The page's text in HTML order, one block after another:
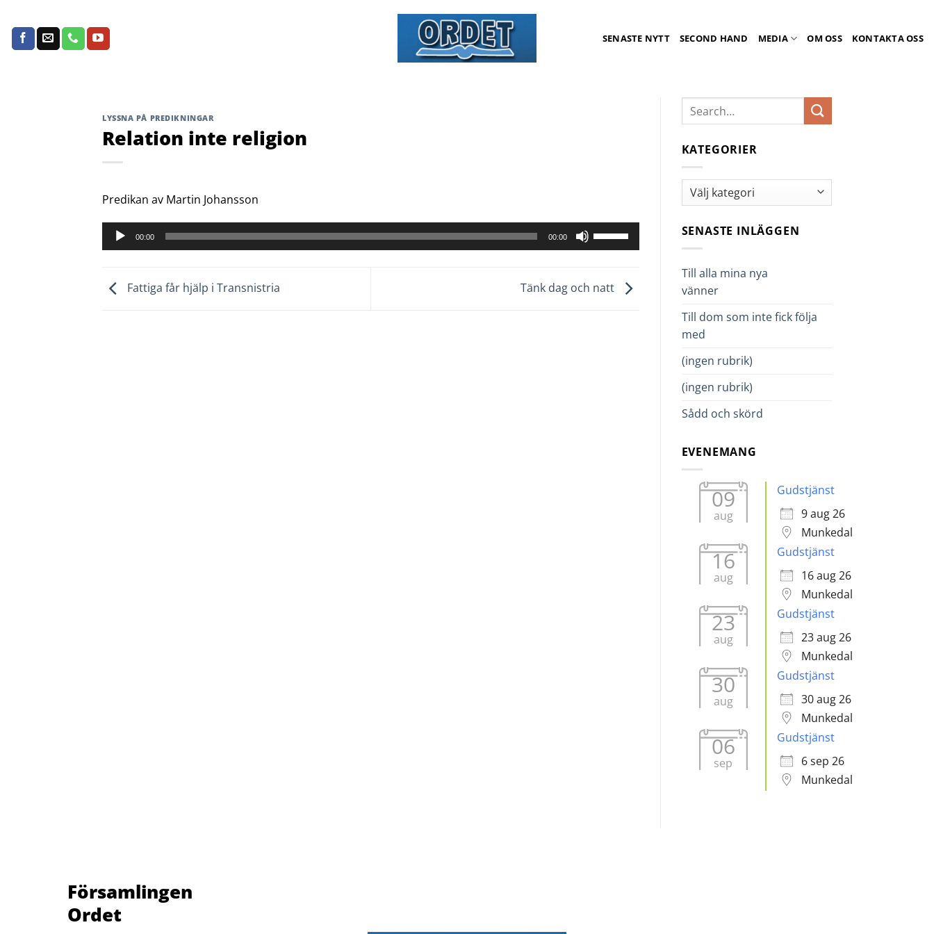
content
SENASTE NYTT SECOND HAND MEDIA OM OSS KONTAKTA OSS
LYSSNA PÅ PREDIKNINGAR
Relation inte religion
Predikan av Martin Johansson
Ljudspelare
00:00 00:00
upp/ner-
Fattiga får hjälp i Transnistria Tänk dag och natt
KATEGORIER
Kategorier
SENASTE INLÄGGEN
Till alla mina nya
vänner
Till dom som inte fick följa
med
(ingen rubrik)
(ingen rubrik)
Sådd och skörd
EVENEMANG
09
aug
Gudstjänst
9 aug 26
Munkedal
16
aug
Gudstjänst
16 aug 26
Munkedal
23
aug
Gudstjänst
23 aug 26
Munkedal
30
aug
Gudstjänst
30 aug 26
Munkedal
06
sep
Gudstjänst
6 sep 26
Munkedal
Församlingen
Ordet